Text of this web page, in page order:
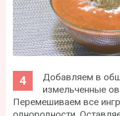
Добавляем в
измельченные
Перемешиваем все